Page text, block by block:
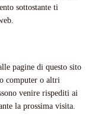
sottostante ti
pagine di questo sito
computer o altri
venire rispediti ai
la prossima visita.